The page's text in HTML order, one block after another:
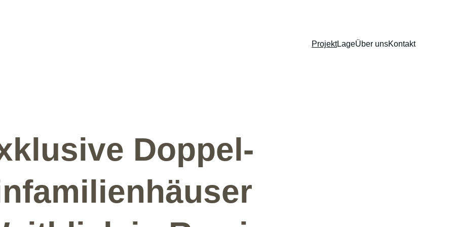
ProjektLageÜber unsKontakt
Doppel-